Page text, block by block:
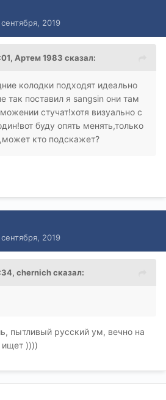
2019
Артем 1983 сказал:
колодки подходят идеально
так поставил я sangsin они там
стучат!хотя визуально с
буду опять менять,только
кто подскажет?
2019
chernichсказал:
пытливый русский ум, вечно на
))))